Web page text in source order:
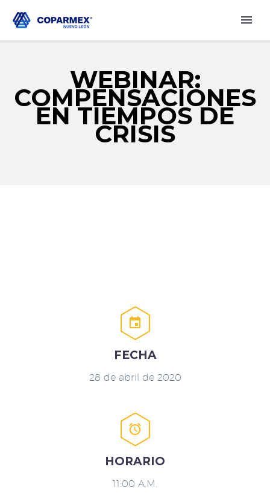
WEBINAR:
COMPENSACIONES
EN TIEMPOS DE
CRISIS


FECHA
28 de abril de 2020


HORARIO
11:00 A.M.